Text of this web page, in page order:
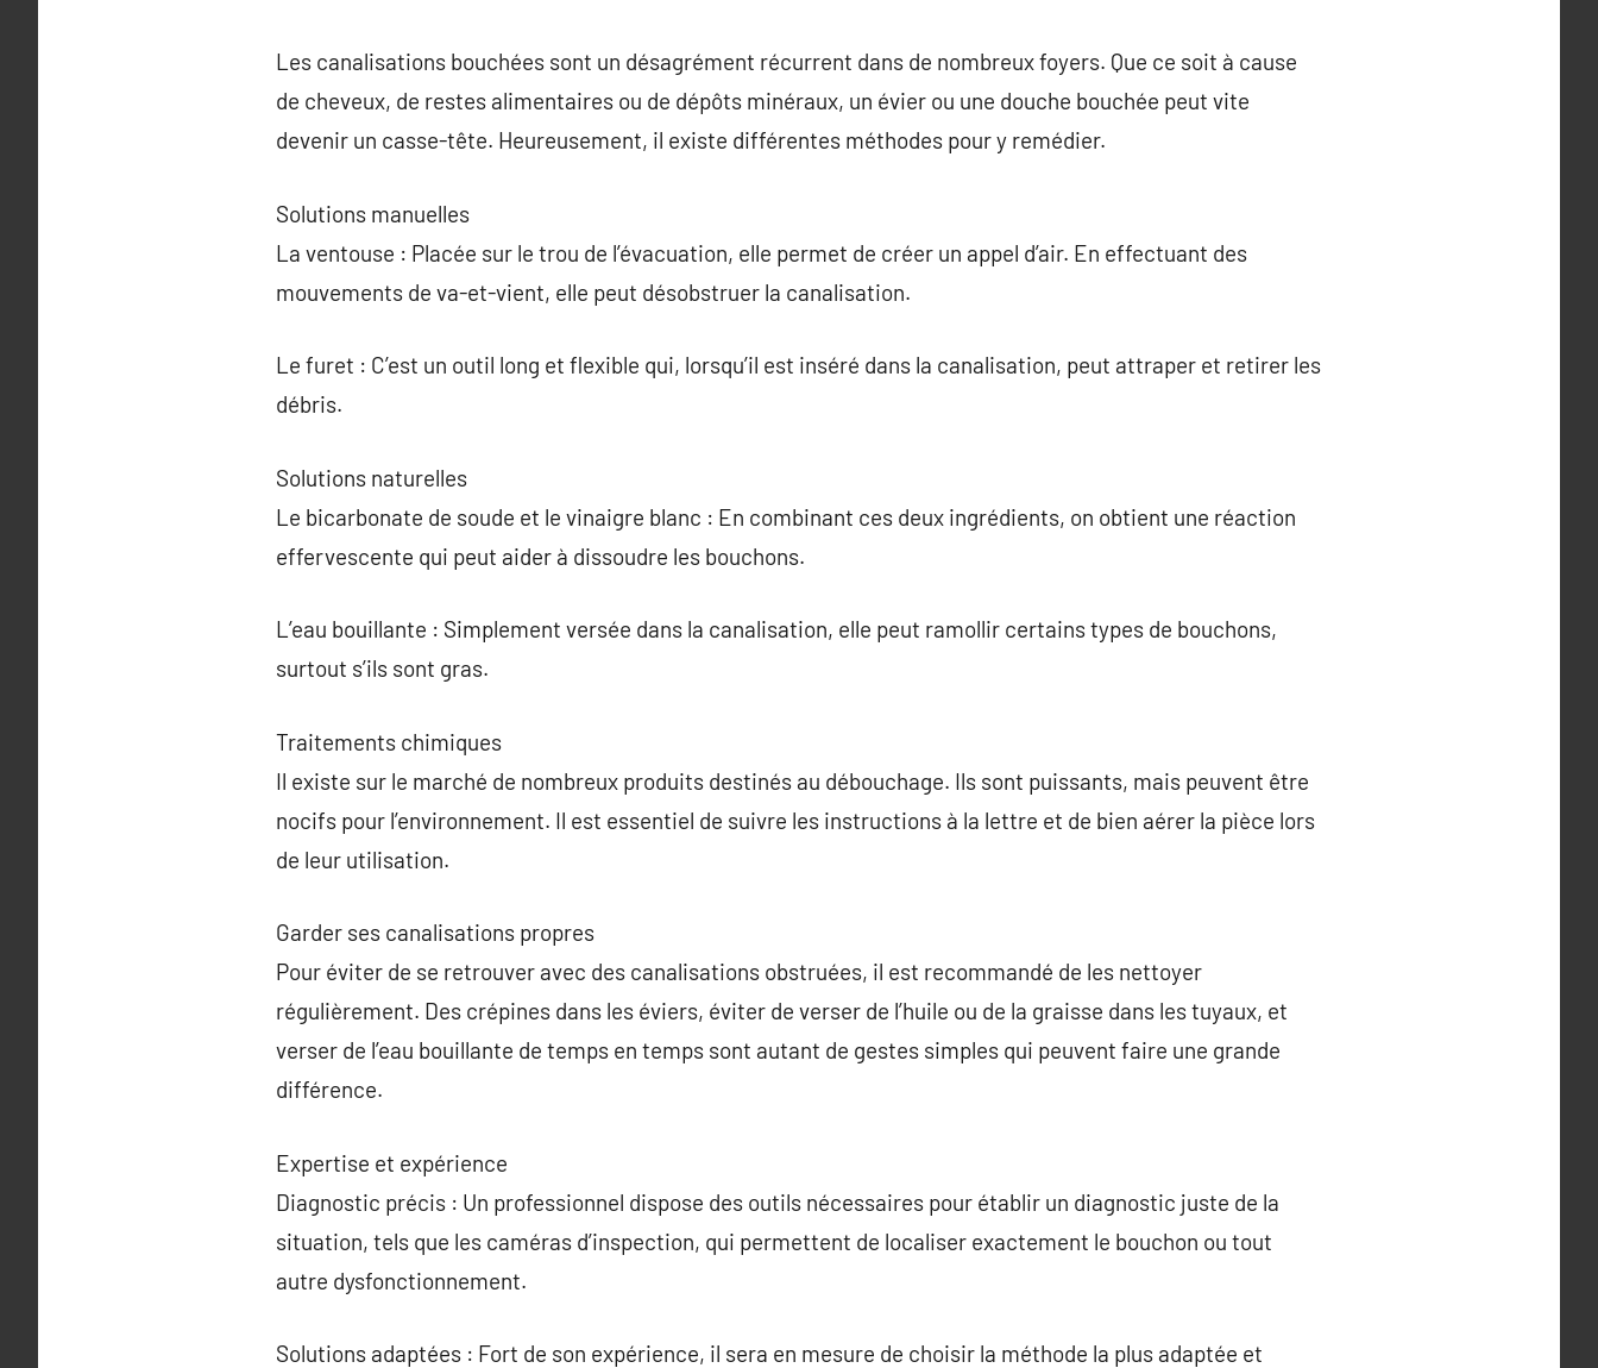
Les canalisations bouchées sont un désagrément récurrent dans de nombreux foyers. Que ce soit à cause
de cheveux, de restes alimentaires ou de dépôts minéraux, un évier ou une douche bouchée peut vite
devenir un casse-tête. Heureusement, il existe différentes méthodes pour y remédier.
Solutions manuelles
La ventouse : Placée sur le trou de l’évacuation, elle permet de créer un appel d’air. En effectuant des
mouvements de va-et-vient, elle peut désobstruer la canalisation.
Le furet : C’est un outil long et flexible qui, lorsqu’il est inséré dans la canalisation, peut attraper et retirer les
débris.
Solutions naturelles
Le bicarbonate de soude et le vinaigre blanc : En combinant ces deux ingrédients, on obtient une réaction
effervescente qui peut aider à dissoudre les bouchons.
L’eau bouillante : Simplement versée dans la canalisation, elle peut ramollir certains types de bouchons,
surtout s’ils sont gras.
Traitements chimiques
Il existe sur le marché de nombreux produits destinés au débouchage. Ils sont puissants, mais peuvent être
nocifs pour l’environnement. Il est essentiel de suivre les instructions à la lettre et de bien aérer la pièce lors
de leur utilisation.
Garder ses canalisations propres
Pour éviter de se retrouver avec des canalisations obstruées, il est recommandé de les nettoyer
régulièrement. Des crépines dans les éviers, éviter de verser de l’huile ou de la graisse dans les tuyaux, et
verser de l’eau bouillante de temps en temps sont autant de gestes simples qui peuvent faire une grande
différence.
Expertise et expérience
Diagnostic précis : Un professionnel dispose des outils nécessaires pour établir un diagnostic juste de la
situation, tels que les caméras d’inspection, qui permettent de localiser exactement le bouchon ou tout
autre dysfonctionnement.
Solutions adaptées : Fort de son expérience, il sera en mesure de choisir la méthode la plus adaptée et